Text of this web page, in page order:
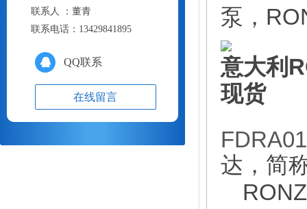
联系人 ：董青
联系电话： 13429841895
QQ联系
在线留言
泵，
意大利
现货
达，简